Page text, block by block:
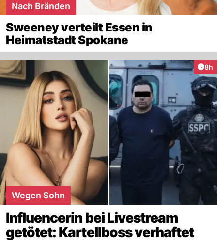
Nach Bränden
Sweeney verteilt Essen in
Heimatstadt Spokane
8h
Wegen Sohn
Influencerin bei Livestream
getötet: Kartellboss verhaftet